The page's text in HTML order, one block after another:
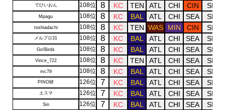
でひいおん 108位 8 KC TEN ATL CHI CIN SF
Mpagu 108位 8 KC BAL ATL CHI SEA SF
toshiadachi 108位 8 KC TEN WAS MIN CIN SF
メルブロ31 108位 8 KC BAL ATL CHI SEA SF
Go!Birds 108位 8 KC BAL ATL CHI SEA SF
Vince_722 108位 8 KC TEN ATL CHI SEA SF
mc79 108位 8 KC BAL ATL CHI SEA SF
PINO研 126位 7 KC BAL ATL CHI SEA SF
エスマ 126位 7 KC BAL ATL CHI SEA SF
Sin 126位 7 KC BAL ATL CHI SEA SF